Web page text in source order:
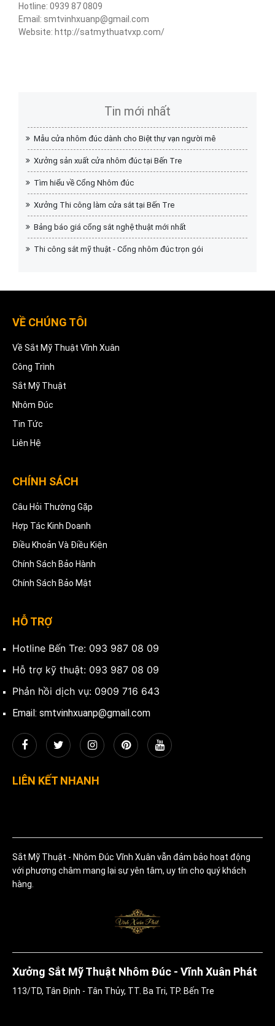
Hotline: 0939 87 0809
Email: smtvinhxuanp@gmail.com
Website: http://satmythuatvxp.com/
Tin mới nhất
Mẫu cửa nhôm đúc dành cho Biệt thự vạn người mê
Xưởng sản xuất cửa nhôm đúc tại Bến Tre
Tìm hiểu về Cổng Nhôm đúc
Xưởng Thi công làm cửa sắt tại Bến Tre
Bảng báo giá cổng sắt nghệ thuật mới nhất
Thi công sắt mỹ thuật - Cổng nhôm đúc trọn gói
VỀ CHÚNG TÔI
Về Sắt Mỹ Thuật Vĩnh Xuân
Công Trình
Sắt Mỹ Thuật
Nhôm Đúc
Tin Tức
Liên Hệ
CHÍNH SÁCH
Câu Hỏi Thường Gặp
Hợp Tác Kinh Doanh
Điều Khoản Và Điều Kiện
Chính Sách Bảo Hành
Chính Sách Bảo Mật
HỖ TRỢ
Hotline Bến Tre: 093 987 08 09
Hỗ trợ kỹ thuật: 093 987 08 09
Phản hồi dịch vụ: 0909 716 643
Email: smtvinhxuanp@gmail.com
LIÊN KẾT NHANH
Sắt Mỹ Thuật - Nhôm Đúc Vĩnh Xuân vẫn đảm bảo hoạt động
với phương châm mang lại sự yên tâm, uy tín cho quý khách
hàng.
Xưởng Sắt Mỹ Thuật Nhôm Đúc - Vĩnh Xuân Phát
113/TD, Tân Định - Tân Thủy, TT. Ba Tri, TP. Bến Tre